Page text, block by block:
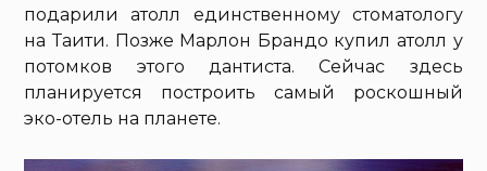
подарили атолл единственному стоматологу
на Таити. Позже Марлон Брандо купил атолл у
потомков этого дантиста. Сейчас здесь
планируется построить самый роскошный
эко-отель на планете.